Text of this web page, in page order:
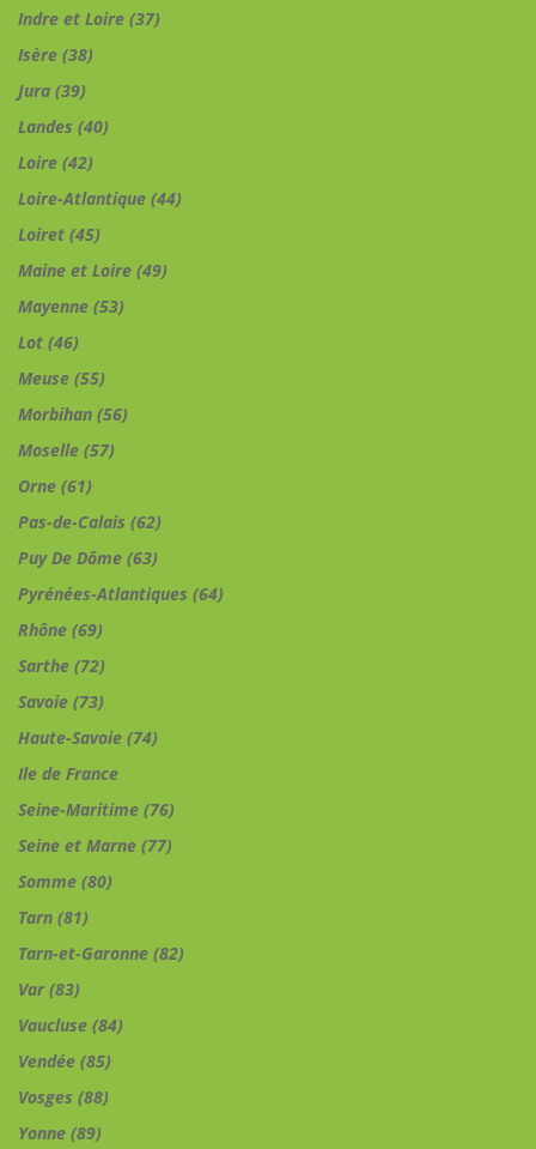
Indre et Loire (37)
Isère (38)
Jura (39)
Landes (40)
Loire (42)
Loire-Atlantique (44)
Loiret (45)
Maine et Loire (49)
Mayenne (53)
Lot (46)
Meuse (55)
Morbihan (56)
Moselle (57)
Orne (61)
Pas-de-Calais (62)
Puy De Dôme (63)
Pyrénées-Atlantiques (64)
Rhône (69)
Sarthe (72)
Savoie (73)
Haute-Savoie (74)
Ile de France
Seine-Maritime (76)
Seine et Marne (77)
Somme (80)
Tarn (81)
Tarn-et-Garonne (82)
Var (83)
Vaucluse (84)
Vendée (85)
Vosges (88)
Yonne (89)